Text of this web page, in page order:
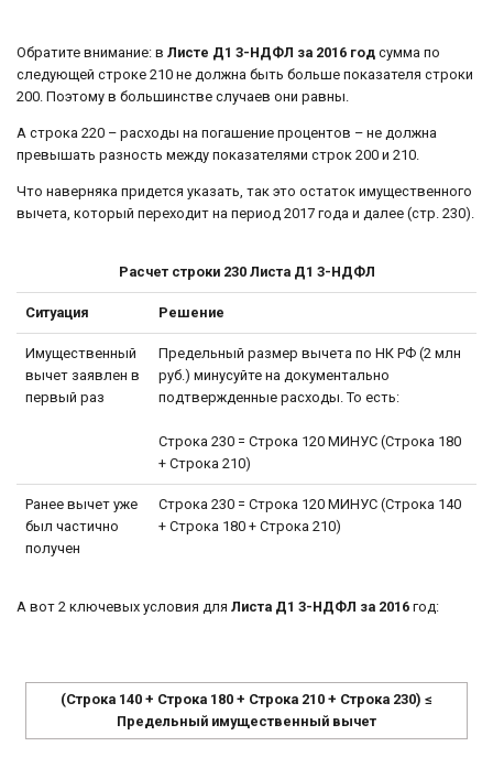
Обратите внимание: в Листе Д1 3-НДФЛ за 2016 год сумма по
следующей строке 210 не должна быть больше показателя строки
200. Поэтому в большинстве случаев они равны.
А строка 220 – расходы на погашение процентов – не должна
превышать разность между показателями строк 200 и 210.
Что наверняка придется указать, так это остаток имущественного
вычета, который переходит на период 2017 года и далее (стр. 230).
Расчет строки 230 Листа Д1 3-НДФЛ
Ситуация Решение
Имущественный
вычет заявлен в
первый раз
Предельный размер вычета по НК РФ (2 млн
руб.) минусуйте на документально
подтвержденные расходы. То есть:
Строка 230 = Строка 120 МИНУС (Строка 180
+ Строка 210)
Ранее вычет уже
был частично
получен
Строка 230 = Строка 120 МИНУС (Строка 140
+ Строка 180 + Строка 210)
А вот 2 ключевых условия для Листа Д1 3-НДФЛ за 2016 год:
(Строка 140 + Строка 180 + Строка 210 + Строка 230) ≤
Предельный имущественный вычет